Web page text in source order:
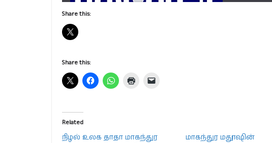
Share this:
Share this:
Related
நிழல் உலக தாதா மாகந்துர
மாகந்துர மதூஷின்